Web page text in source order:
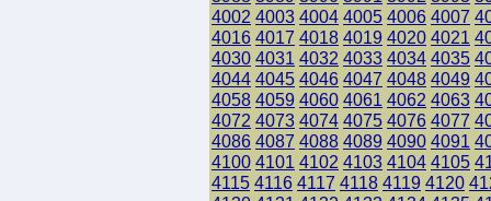
4002 4003 4004 4005 4006 4007
4016 4017 4018 4019 4020 4021
4030 4031 4032 4033 4034 4035
4044 4045 4046 4047 4048 4049
4058 4059 4060 4061 4062 4063
4072 4073 4074 4075 4076 4077
4086 4087 4088 4089 4090 4091
4100 4101 4102 4103 4104 4105
4115 4116 4117 4118 4119 4120